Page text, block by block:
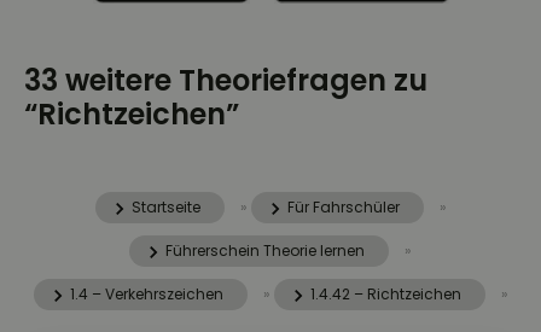
33 weitere Theoriefragen zu
“Richtzeichen”
Startseite » Für Fahrschüler »
Führerschein Theorie lernen »
1.4 – Verkehrszeichen » 1.4.42 – Richtzeichen »